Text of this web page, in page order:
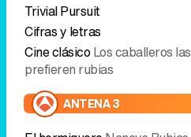
Trivial Pursuit
Cifras y letras
Cine clásicoLos caballeros las
prefieren rubias
ANTENA 3